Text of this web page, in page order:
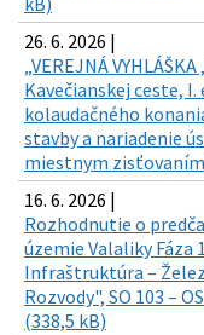
26. 6. 2026 |
„VEREJNÁ
Kavečianskej ceste,
kolaudačného
stavby a nariadenie
miestnym
16. 6. 2026 |
Rozhodnutie o
územie Valaliky
Infraštruktúra –
Rozvody", SO 103 –
(338,5 kB)